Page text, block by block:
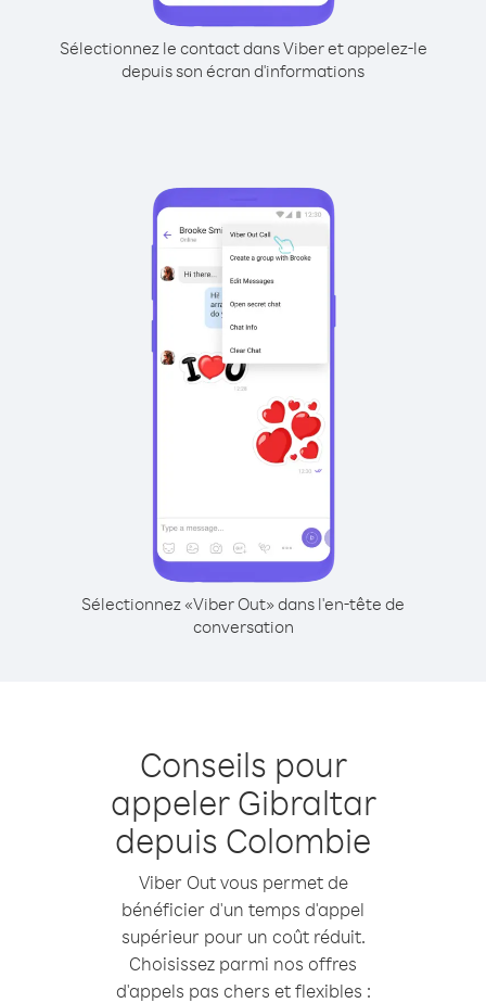
Sélectionnez le contact dans Viber et appelez-le
depuis son écran d'informations
Sélectionnez «Viber Out» dans l'en-tête de
conversation
Conseils pour
appeler Gibraltar
depuis Colombie
Viber Out vous permet de
bénéficier d'un temps d'appel
supérieur pour un coût réduit.
Choisissez parmi nos offres
d'appels pas chers et flexibles :